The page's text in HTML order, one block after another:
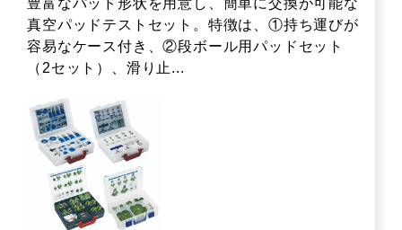
豊富なパッド形状を用意し、簡単に交換が可能な
真空パッドテストセット。特徴は、①持ち運びが
容易なケース付き、②段ボール用パッドセット
（2セット）、滑り止...